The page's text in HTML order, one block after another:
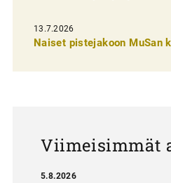
e
13.7.2026
Naiset pistejakoon MuSan
Viimeisimmät
5.8.2026